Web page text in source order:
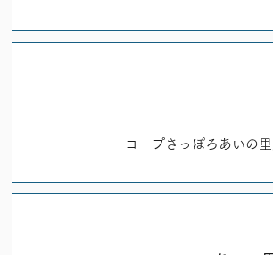
コープさっぽろあいの